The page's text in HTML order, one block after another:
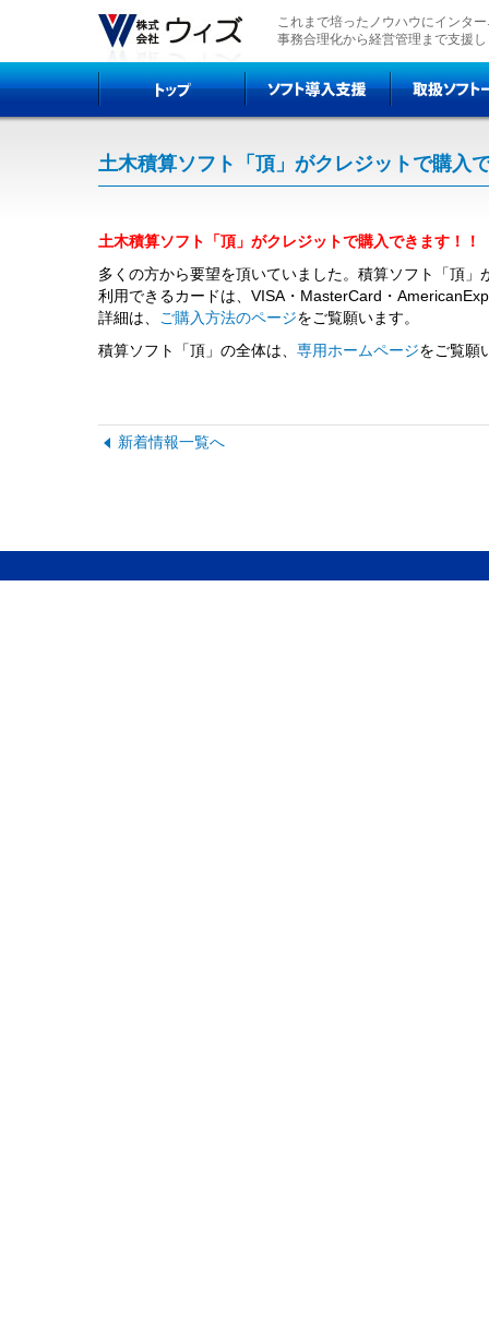
これまで培ったノウハウにインタ
事務合理化から経営管理まで支援
土木積算ソフト「頂」がクレジットで購入
土木積算ソフト「頂」がクレジットで購入できます！！
多くの方から要望を頂いていました。積算ソフト「頂
利用できるカードは、VISA・MasterCard・
詳細は、
ご購入方法のページをご覧願います。
積算ソフト「頂」の全体は、 専用ホームページをご覧願
新着情報一覧へ